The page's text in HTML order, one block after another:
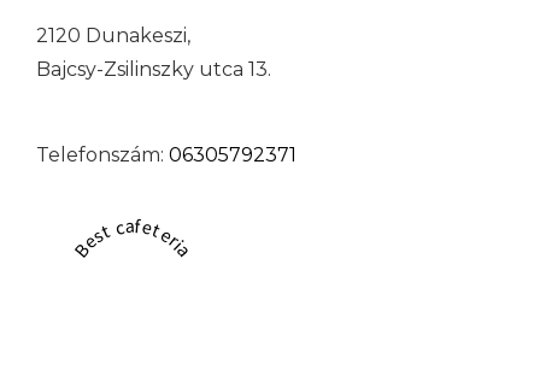
2120 Dunakeszi,
Bajcsy-Zsilinszky utca 13.
Telefonszám: 06305792371
Best cafeteria